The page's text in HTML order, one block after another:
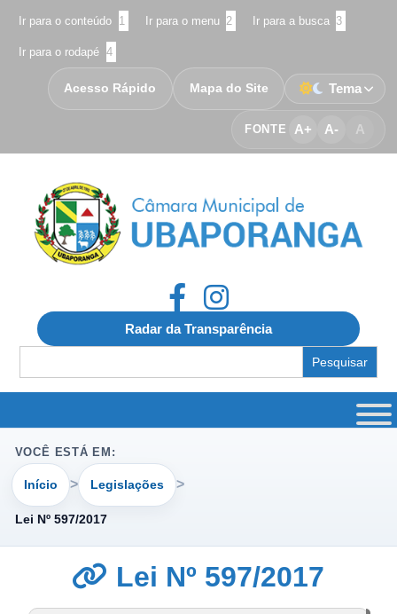
Ir para o conteúdo 1 Ir para o menu 2 Ir para a busca 3
Ir para o rodapé 4
FONTE A+ A- A
Acesso Rápido Mapa do Site Tema
Radar da Transparência
for:
VOCÊ ESTÁ EM:
Início Legislações
Lei Nº 597/2017
Lei Nº 597/2017